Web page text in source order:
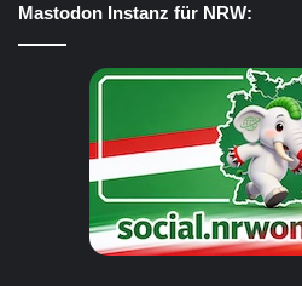
Mastodon Instanz für NRW: